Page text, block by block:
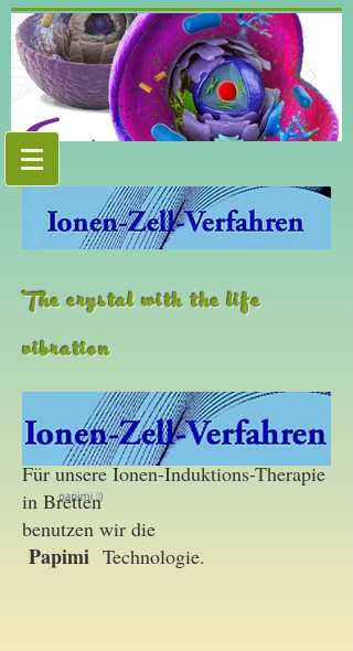
The crystal with the life
vibration
Hier klicken
Für unsere Ionen-Induktions-Therapie
in Bretten
benutzen wir die
Papimi Technologie.